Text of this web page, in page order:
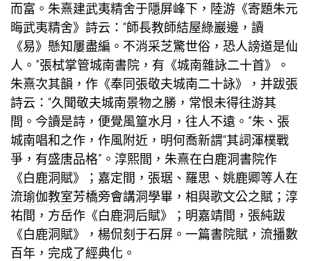
而富。朱熹建武夷精舍于隱屏峰下，陸游《寄題朱元
晦武夷精舍》詩云：“師長教師結屋綠巖邊，讀
《易》懸知屢盡編。不消采芝驚世俗，恐人謗道是仙
人。”張栻掌管城南書院，有《城南雜詠二十首》。
朱熹次其韻，作《奉同張敬夫城南二十詠》，并跋張
詩云：“久聞敬夫城南景物之勝，常恨未得往游其
間。今讀是詩，便覺風篁水月，往人不遠。”朱、張
城南唱和之作，作風附近，明何喬新謂“其詞渾樸戰
爭，有盛唐品格”。淳熙間，朱熹在白鹿洞書院作
《白鹿洞賦》；嘉定間，張琚、羅思、姚鹿卿等人在
流瑜伽教室芳橋旁會講洞學畢，相與歌文公之賦；淳
祐間，方岳作《白鹿洞后賦》；明嘉靖間，張純跋
《白鹿洞賦》，楊侃刻于石屏。一篇書院賦，流播數
百年，完成了經典化。